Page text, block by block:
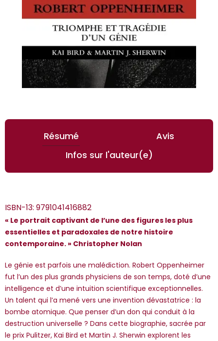
Résumé
Avis
Infos sur l'auteur(e)
ISBN-13: 9791041416882
« Le portrait captivant de l’une des figures les plus
essentielles et paradoxales de notre histoire
contemporaine. » Christopher Nolan
Le génie est parfois une malédiction. Robert Oppenheimer
fut l’un des plus grands physiciens de son temps, doté d’une
intelligence et d’une intuition scientifique exceptionnelles.
Un talent qui l’a mené vers une invention dévastatrice : la
bombe atomique. Que penser d’un don qui conduit à la
destruction universelle ? Dans cette biographie, sacrée par
le prix Pulitzer, Kai Bird et Martin J. Sherwin explorent les
*Guests cannot publish reviews